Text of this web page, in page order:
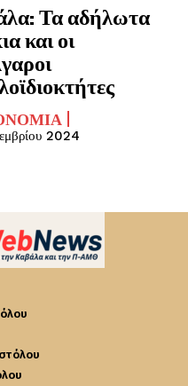
Τα αδήλωτα
και οι
2024